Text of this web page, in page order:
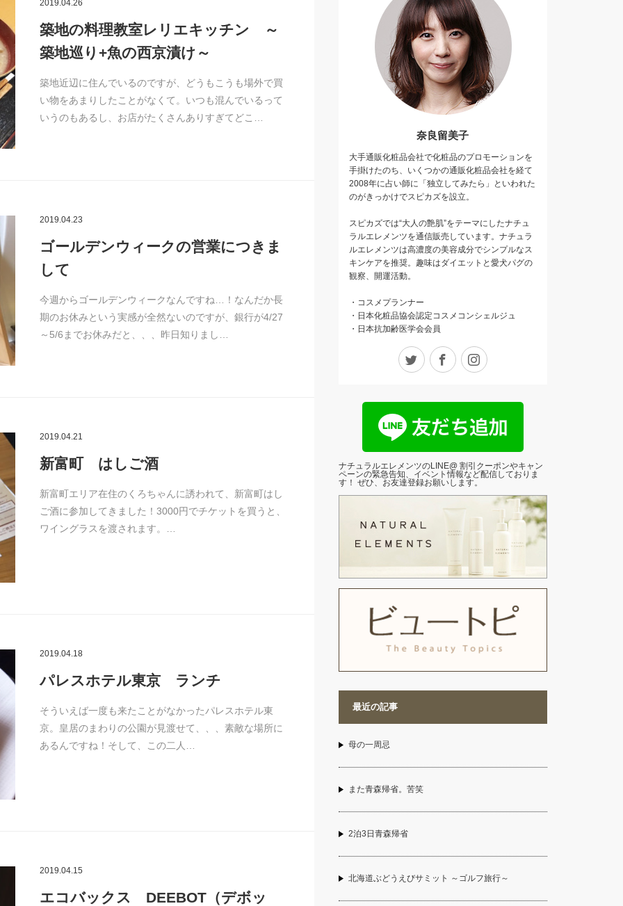
2019.04.26
築地の料理教室レリエキッチン ～
築地巡り+魚の西京漬け～
築地近辺に住んでいるのですが、どうもこうも場外で買
い物をあまりしたことがなくて。いつも混んでいるって
いうのもあるし、お店がたくさんありすぎてどこ…
2019.04.23
ゴールデンウィークの営業につきま
して
今週からゴールデンウィークなんですね…！なんだか長
期のお休みという実感が全然ないのですが、銀行が4/27
～5/6までお休みだと、、、昨日知りまし…
2019.04.21
新富町 はしご酒
新富町エリア在住のくろちゃんに誘われて、新富町はし
ご酒に参加してきました！3000円でチケットを買うと、
ワイングラスを渡されます。…
2019.04.18
パレスホテル東京 ランチ
そういえば一度も来たことがなかったパレスホテル東
京。皇居のまわりの公園が見渡せて、、、素敵な場所に
あるんですね！そして、この二人…
2019.04.15
エコバックス DEEBOT（デボッ
奈良留美子
大手通販化粧品会社で化粧品のプロモーションを
手掛けたのち、いくつかの通販化粧品会社を経て
2008年に占い師に「独立してみたら」といわれた
のがきっかけでスピカズを設立。
スピカズでは“大人の艶肌”をテーマにしたナチュ
ラルエレメンツを通信販売しています。ナチュラ
ルエレメンツは高濃度の美容成分でシンプルなス
キンケアを推奨。趣味はダイエットと愛犬パグの
観察、開運活動。
・コスメプランナー
・日本化粧品協会認定コスメコンシェルジュ
・日本抗加齢医学会会員
Twitter Facebook
ナチュラルエレメンツのLINE@ 割引クーポンやキャン
ペーンの緊急告知、イベント情報など配信しておりま
す！ ぜひ、お友達登録お願いします。
最近の記事
母の一周忌
また青森帰省。苦笑
2泊3日青森帰省
北海道ぶどうえびサミット ～ゴルフ旅行～